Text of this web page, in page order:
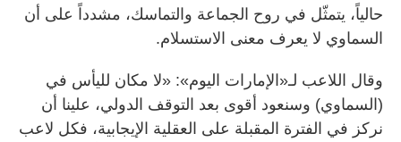
حالياً، يتمثّل في روح الجماعة والتماسك، مشدداً على أن
السماوي لا يعرف معنى الاستسلام.
وقال اللاعب لـ«الإمارات اليوم»: «لا مكان لليأس في
(السماوي) وسنعود أقوى بعد التوقف الدولي، علينا أن
نركز في الفترة المقبلة على العقلية الإيجابية، فكل لاعب